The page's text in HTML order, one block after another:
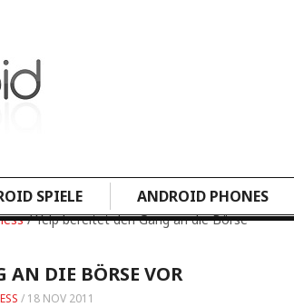
SPIELE ANDROID PHONES
/ Yelp bereitet den Gang an die Börse
AN DIE BÖRSE VOR
/ 18 NOV 2011